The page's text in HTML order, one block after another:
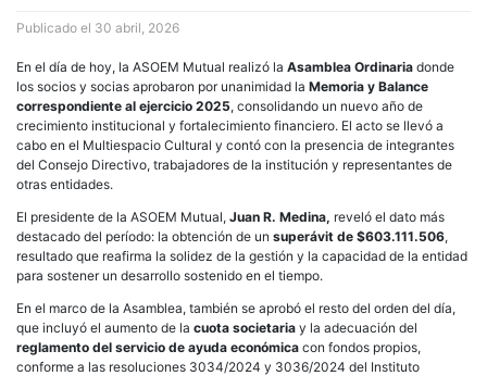
Publicado el 30 abril, 2026
En el día de hoy, la ASOEM Mutual realizó la Asamblea Ordinaria donde
los socios y socias aprobaron por unanimidad la Memoria y Balance
correspondiente al ejercicio 2025, consolidando un nuevo año de
crecimiento institucional y fortalecimiento financiero. El acto se llevó a
cabo en el Multiespacio Cultural y contó con la presencia de integrantes
del Consejo Directivo, trabajadores de la institución y representantes de
otras entidades.
El presidente de la ASOEM Mutual, Juan R. Medina, reveló el dato más
destacado del período: la obtención de un superávit de $603.111.506,
resultado que reafirma la solidez de la gestión y la capacidad de la entidad
para sostener un desarrollo sostenido en el tiempo.
En el marco de la Asamblea, también se aprobó el resto del orden del día,
que incluyó el aumento de la cuota societaria y la adecuación del
reglamento del servicio de ayuda económica con fondos propios,
conforme a las resoluciones 3034/2024 y 3036/2024 del Instituto